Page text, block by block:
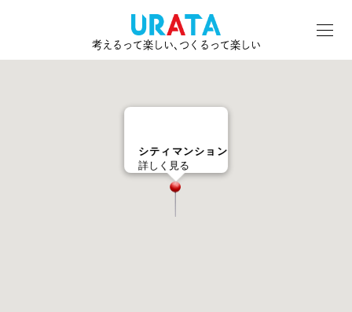
考えるって楽しい､つくるって楽しい
シティマンション
詳しく見る